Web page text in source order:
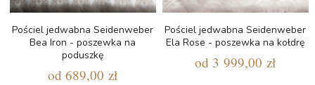
Pościel jedwabna Seidenweber
Bea Iron - poszewka na
poduszkę
od 689,00 zł
Pościel jedwabna Seidenweber
Ela Rose - poszewka na kołdrę
od 3 999,00 zł